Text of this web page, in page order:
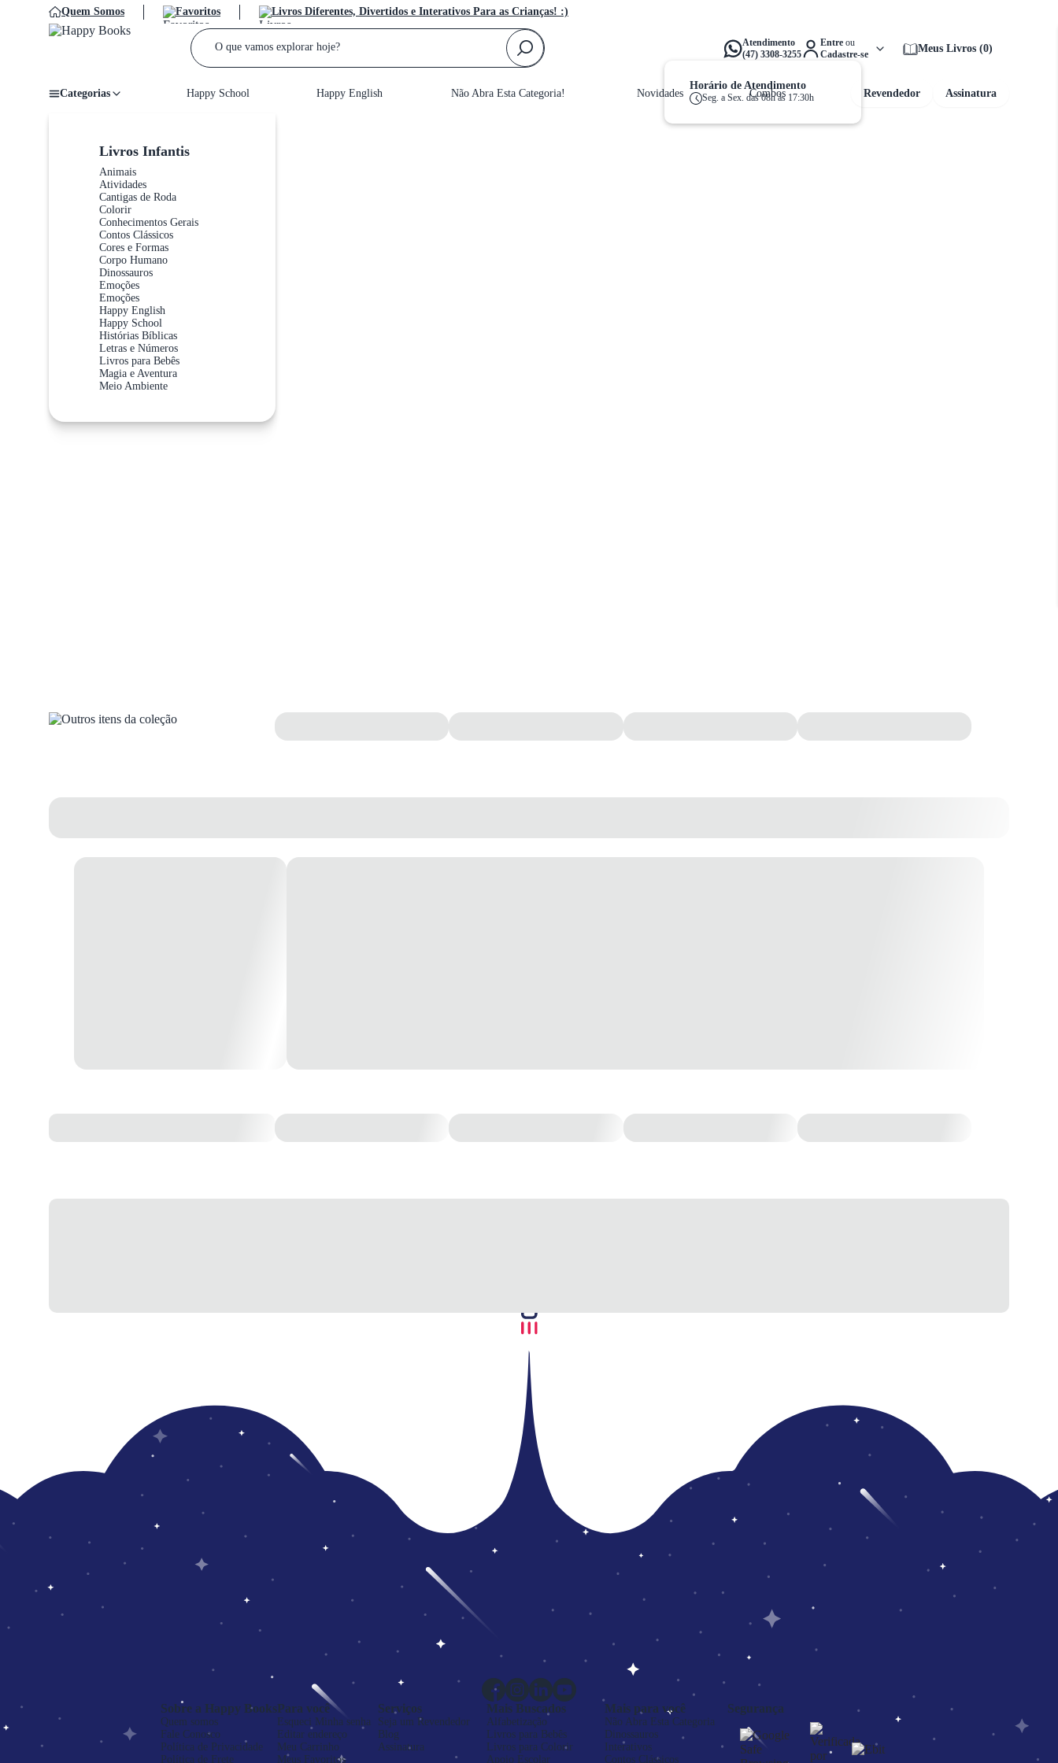
Quem Somos Favoritos Livros Diferentes, Divertidos e Interativos Para as Crianças! :)
Falta apenas R$ 159,00 para ganhar
Atendimento
(47) 3308-3255
Horário de Atendimento
Seg. a Sex. das 08h às 17:30h
Entre ou
Cadastre-se
Meus Livros (0)
Categorias
Livros Infantis
Animais
Atividades
Cantigas de Roda
Colorir
Conhecimentos Gerais
Contos Clássicos
Cores e Formas
Corpo Humano
Dinossauros
Emoções
Emoções
Happy English
Happy School
Histórias Bíblicas
Letras e Números
Livros para Bebês
Magia e Aventura
Meio Ambiente
Sistema Solar
Happy School Happy English Não Abra Esta Categoria! Novidades Combos Revendedor Assinatura
Sobre a Happy Books
Quem somos
Fale Conosco
Política de Privacidade
Política de Frete
Para você
Esqueci Minha senha
Editar endereço
Meu Carrinho
Meus Favoritos
Serviços
Seja um Revendedor
Blog
Assinatura
Mais Buscados
Alfabetização
Livros para Bebês
Livros para Colorir
Apoio Escolar
Mais para você
Não Abra Esta Categoria
Dinossauros
Interativos
Contos Clássicos
Segurança